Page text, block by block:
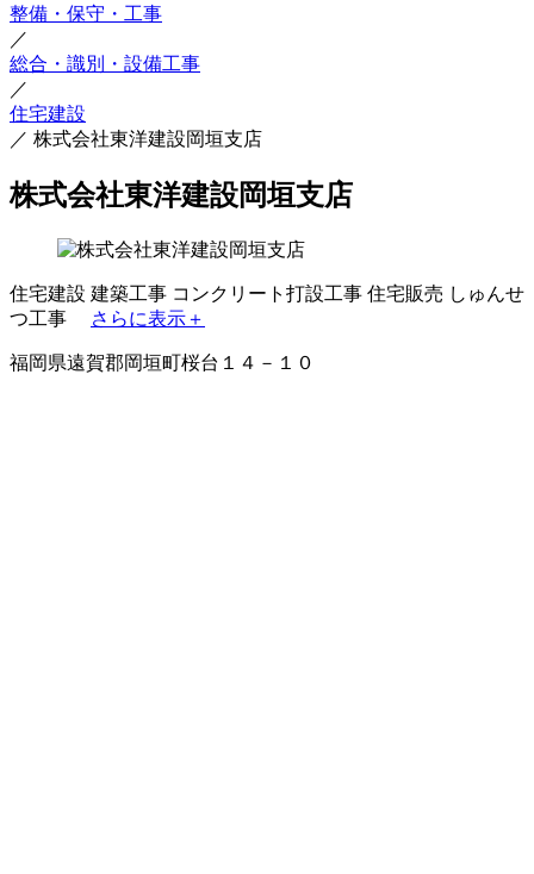
整備・保守・工事
／
総合・識別・設備工事
／
住宅建設
／ 株式会社東洋建設岡垣支店
株式会社東洋建設岡垣支店
住宅建設 建築工事 コンクリート打設工事 住宅販売 しゅんせ
つ工事
さらに表示＋
福岡県遠賀郡岡垣町桜台１４－１０